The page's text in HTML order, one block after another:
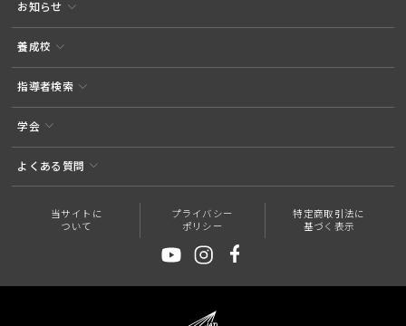
お知らせ
養成校
指導者検索
学会
よくある質問
当サイトに
ついて
プライバシー
ポリシー
特定商取引法に
基づく表示